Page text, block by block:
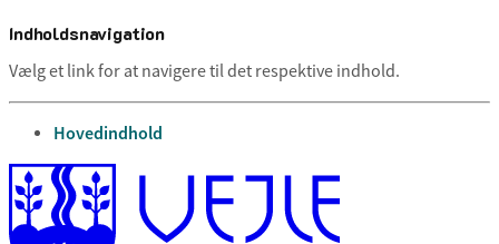
Indholdsnavigation
Vælg et link for at navigere til det respektive indhold.
gå til
Hovedindhold